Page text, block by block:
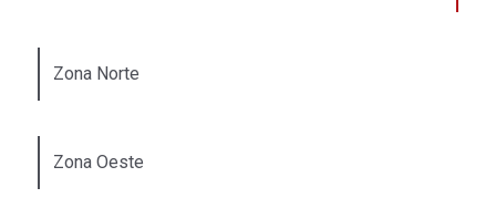
Zona Norte
Zona Oeste